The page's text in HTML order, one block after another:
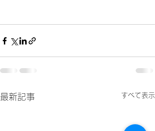
最新記事 すべて表示